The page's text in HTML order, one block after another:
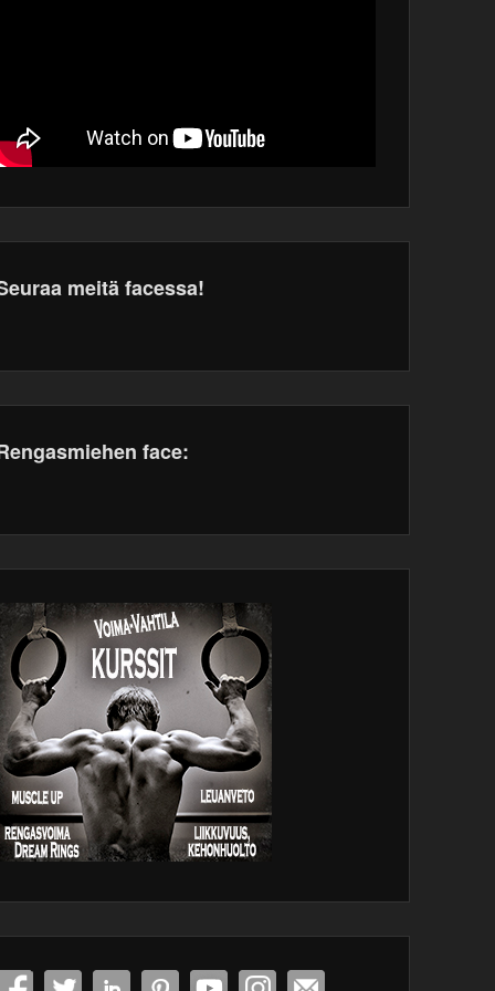
meitä facessa!
face: